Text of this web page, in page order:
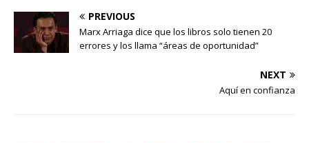
PREVIOUS
Marx Arriaga dice que los libros solo tienen 20
errores y los llama “áreas de oportunidad”
NEXT
Aquí en confianza